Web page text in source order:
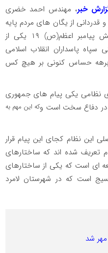
خبر، مهندس احمد خضری
قدردانی از یگان های مردم پایه
مستقر در میدان اظهار کرد: رزمایش پیامبر اعظم(ص) ۱۹ یکی از
سپاه پاسداران انقلاب اسلامی
برهه حساس کنونی بر هیچ کس
نظامی یکی پیام های جمهوری
در دفاع سخت است وکه این مهم به
این نظام کجای این پیام قرار
تعریف شده اند که ساختارهای
ای است که یکی از ساختارهای
است که در شهرستان لامرد
شد